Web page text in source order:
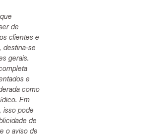
de
clientes e
destina-se
gerais.
e
como
Em
isso pode
de
o aviso de